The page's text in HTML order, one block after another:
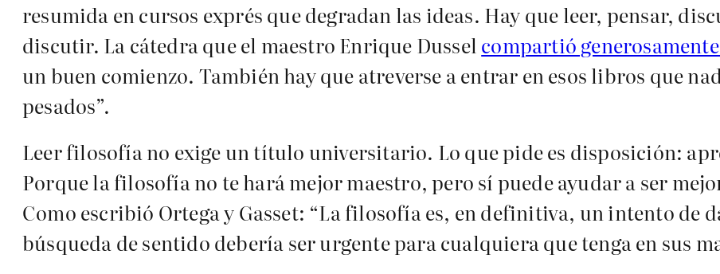
resumida en cursos exprés que degradan las ideas. Hay que leer, pensar,
discutir. La cátedra que el maestro Enrique Dussel compartió
un buen comienzo. También hay que atreverse a entrar en esos libros que
pesados”.
Leer filosofía no exige un título universitario. Lo que pide es disposición:
Porque la filosofía no te hará mejor maestro, pero sí puede ayudar a ser
Como escribió Ortega y Gasset: “La filosofía es, en definitiva, un intento de
búsqueda de sentido debería ser urgente para cualquiera que tenga en sus